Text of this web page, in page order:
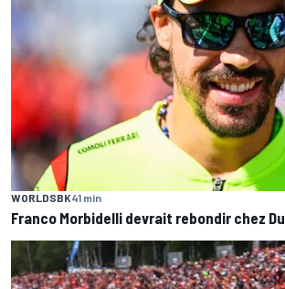
WORLDSBK41 min
Franco Morbidelli devrait rebondir chez